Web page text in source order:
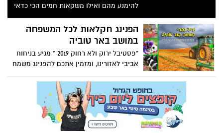
להימנע מהם ואילו משקאות חמים הכי כדאי
לשתות?
הפנינג חקלאות לכל המשפחה
במושב באר טוביה
"פסטיבל ירוק ולא רחוק 2019 " מגיע בניחוח
אביבי לאזורינו, ומזמין אתכם להפנינג משמח
במיוחד, מדובר במפגש מגבש וחווייתי בטבע,
הכולל מגוון פעילויות לילדים ומבוגרים, דוכני
מזון, סדנאות ועוד.